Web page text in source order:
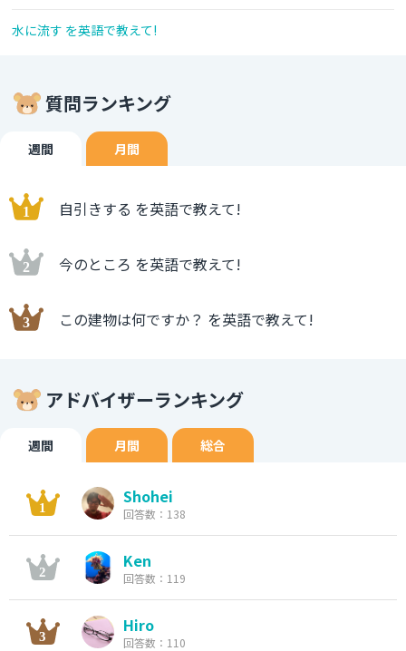
水に流す を英語で教えて!
質問ランキング
週間 月間
自引きする を英語で教えて!
今のところ を英語で教えて!
この建物は何ですか？ を英語で教えて!
アドバイザーランキング
週間 月間 総合
Shohei
回答数：138
Ken
回答数：119
Hiro
回答数：110